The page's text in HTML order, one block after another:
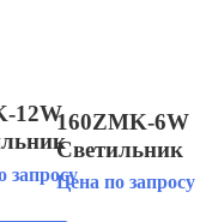
12W
запросу
160ZMK-6W
Светильник
Цена по запросу